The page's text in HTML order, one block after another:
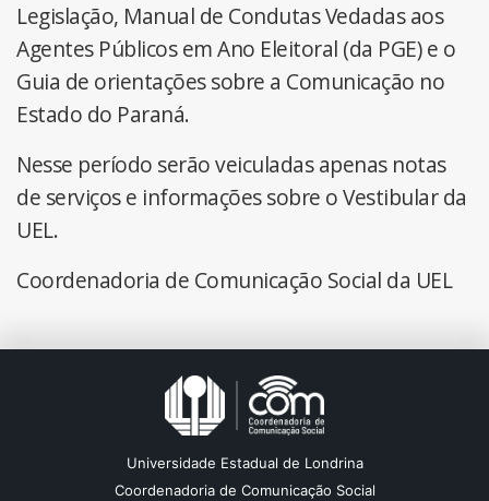
Legislação, Manual de Condutas Vedadas aos
Agentes Públicos em Ano Eleitoral (da PGE) e o
Guia de orientações sobre a Comunicação no
Estado do Paraná.
Nesse período serão veiculadas apenas notas
de serviços e informações sobre o Vestibular da
UEL.
Coordenadoria de Comunicação Social da UEL
Universidade Estadual de Londrina
Coordenadoria de Comunicação Social